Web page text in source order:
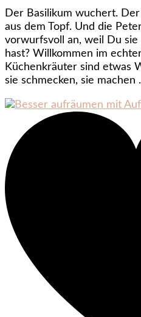
Der Basilikum wuchert.
aus dem Topf. Und die
vorwurfsvoll an, weil Du
hast? Willkommen im
Küchenkräuter sind etwas
sie schmecken, sie machen